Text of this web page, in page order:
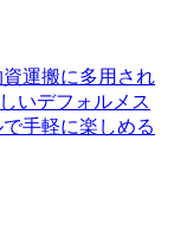
運搬に多用され
いデフォルメス
手軽に楽しめる